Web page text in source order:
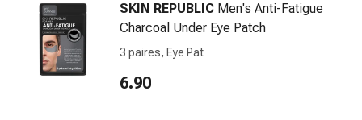
Rhume
Soins
des
plaies
SKIN REPUBLIC Men's Anti-Fatigue
Charcoal Under Eye Patch
3 paires, Eye Pat
6.90